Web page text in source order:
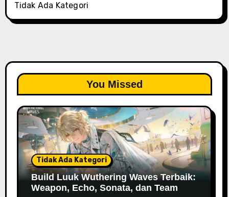
Tidak Ada Kategori
You Missed
Tidak Ada Kategori
Build Luuk Wuthering Waves Terbaik:
Weapon, Echo, Sonata, dan Team